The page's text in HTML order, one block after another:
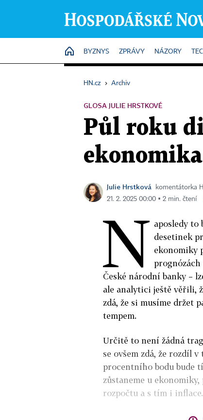
HOME
BYZNYS ZPRÁVY NÁZORY
HN.cz › Archiv
GLOSA JULIE HRSTKOVÉ
Půl roku
Julie Hrstková
komentátorka
21. 2. 2025 00:00 ▪ 2 min. čtení
N aposledy to
desetinek
ekonomiky
České národní banky –
ale analytici ještě věřili,
zdá, že si musíme držet
tempem.
Určitě to není žádná
se ovšem zdá, že rozdíl
procentního bodu bude
zůstaneme u
rozpočtu a s tím i inflace.